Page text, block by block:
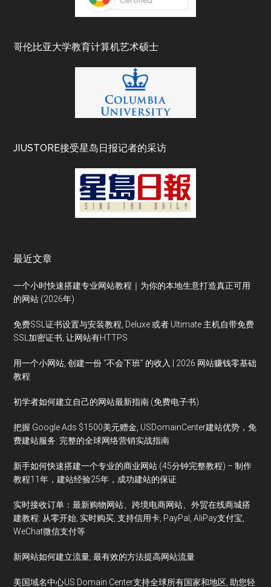
哥伦比亚大学教育计算机艺术硕士
JIUSTORE接受星岛日报记者的采访
最近文章
一个小时快速搭建专业网站教程｜为你的本地生意打造真正可用
的网站 (2026年)
免费SSL证书设置与安装教程, Deluxe 或者 Ultimate 主机自带免费
SSL加密证书, 让网站有HTTPS
用一个小网站, 创建一份 “不会下班” 的收入 | 2026 网站赚钱零基础
教程
初学者如何建立自己的网站最新指南 (免费电子书)
把握 Google Ads $1500美元赠金, USDomainCenter建站优势，免
费建站服务: 完整的全球网络营销实战指南
新手如何快速搭建一个专业的商业网站 (45分钟完整教程) – 制作
教程11年，建站经验25年，成功建站的保证
实时接收订单：最新购物网站、跨境电商网站、外贸在线商城搭
建教程: 从零开始, 实时购买, 支持信用卡, PayPal, AliPay支付宝,
WeChat微信支付等
新网站如何建立流量, 最有效的方法提高网站流量
美国域名中心US Domain Center支持全球所有国家和地区, 助您轻